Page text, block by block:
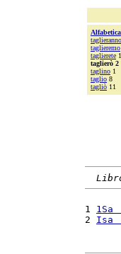
Alfabetica
taglieranno
taglieremo
taglierete 1
taglierò 2
taglino 1
taglio 8
tagliò 11
1 1Sa
2 Isa